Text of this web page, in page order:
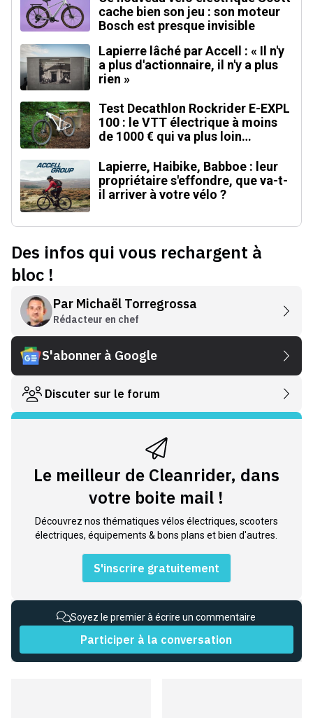
cache bien son jeu : son moteur
Bosch est presque invisible
Lapierre lâché par Accell : « Il n'y
a plus d'actionnaire, il n'y a plus
rien »
Test Decathlon Rockrider E-EXPL
100 : le VTT électrique à moins
de 1000 € qui va plus loin
Lapierre, Haibike, Babboe : leur
propriétaire s'effondre, que va-t-
il arriver à votre vélo ?
Des infos qui vous rechargent à
bloc !
Par Michaël Torregrossa
Rédacteur en chef
S'abonner à Google
Discuter sur le forum
Le meilleur de Cleanrider, dans
votre boite mail !
Découvrez nos thématiques vélos électriques, scooters
électriques, équipements & bons plans et bien d'autres.
S'inscrire gratuitement
Soyez le premier à écrire un commentaire
Participer à la conversation